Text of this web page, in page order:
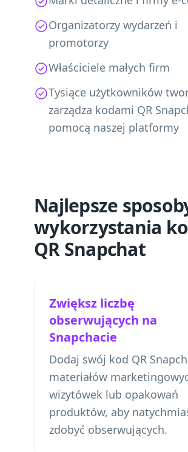
Organizatorzy wydarzeń i
promotorzy
Właściciele małych firm
Tysiące użytkowników
zarządza kodami QR
pomocą naszej platformy
Najlepsze
wykorzystania
QR Snapchat
Zwiększ liczbę
obserwujących na
Snapchacie
Dodaj swój kod QR
materiałów
wizytówek lub opakowań
produktów, aby
zdobyć obserwujących.